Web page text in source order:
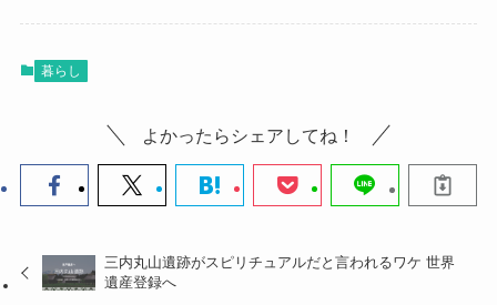
暮らし
よかったらシェアしてね！
三内丸山遺跡がスピリチュアルだと言われるワケ 世界
遺産登録へ